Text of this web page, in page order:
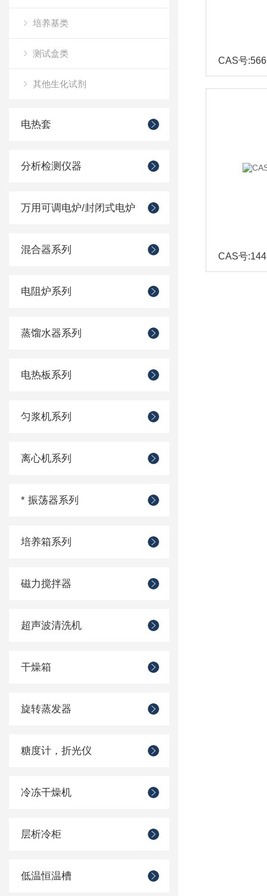
培养基类
测试盒类
其他生化试剂
电热套
分析检测仪器
万用可调电炉/封闭式电炉
混合器系列
电阻炉系列
蒸馏水器系列
电热板系列
匀浆机系列
离心机系列
* 振荡器系列
培养箱系列
磁力搅拌器
超声波清洗机
干燥箱
旋转蒸发器
糖度计，折光仪
冷冻干燥机
层析冷柜
低温恒温槽
CAS号
CAS号